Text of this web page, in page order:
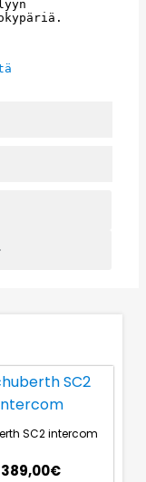
SC2 intercom
389,00€